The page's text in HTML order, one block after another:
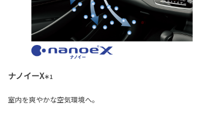
ナノイーX＊1
室内を爽やかな空気環境へ。